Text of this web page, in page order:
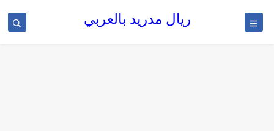
ريال مدريد بالعربي